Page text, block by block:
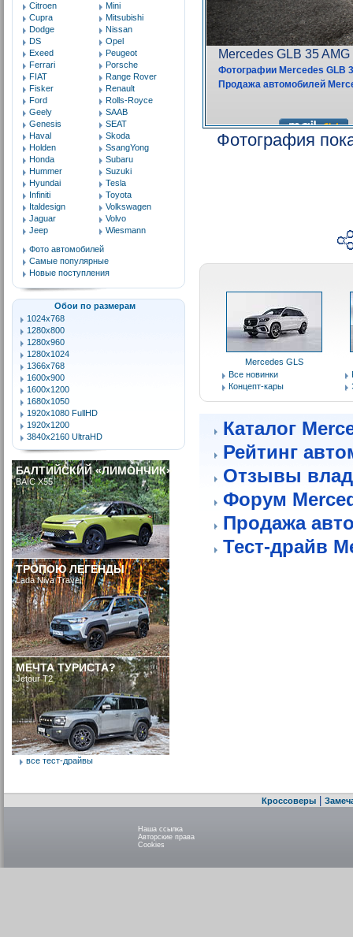
Citroen
Cupra
Dodge
DS
Exeed
Ferrari
FIAT
Fisker
Ford
Geely
Genesis
Haval
Holden
Honda
Hummer
Hyundai
Infiniti
Italdesign
Jaguar
Jeep
Mini
Mitsubishi
Nissan
Opel
Peugeot
Porsche
Range Rover
Renault
Rolls-Royce
SAAB
SEAT
Skoda
SsangYong
Subaru
Suzuki
Tesla
Toyota
Volkswagen
Volvo
Wiesmann
Фото автомобилей
Самые популярные
Новые поступления
Обои по размерам
1024x768
1280x800
1280x960
1280x1024
1366x768
1600x900
1600x1200
1680x1050
1920x1080 FullHD
1920x1200
3840x2160 UltraHD
БАЛТИЙСКИЙ «ЛИМОНЧИК»
BAIC X55
ТРОПОЮ ЛЕГЕНДЫ
Lada Niva Travel
МЕЧТА ТУРИСТА?
Jetour T2
все тест-драйвы
Фотография
Mercedes GLS
Все новинки
Концепт-кары
Каталог
Рейтинг
Отзывы
Форум
Продажа
Тест-драйв
Кроссоверы
Наша ссылка
Авторские права
Cookies